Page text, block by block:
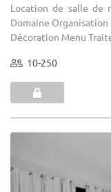
Location de salle de
Domaine
Décoration Menu
10-250